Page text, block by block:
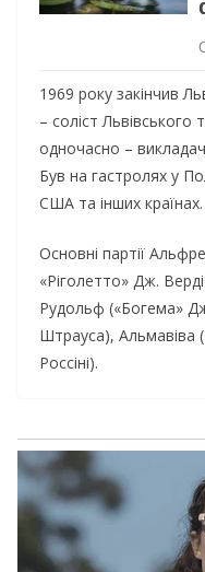
1969 року закінчив
– соліст
одночасно – викладач
Був на гастролях у
США та інших країнах.
Основні партії
«Ріголетто» Дж.
Рудольф («Богема»
Штрауса), Альмавіва
Россіні).